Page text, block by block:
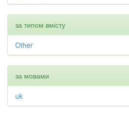
за типом вмісту
Other
за мовами
uk